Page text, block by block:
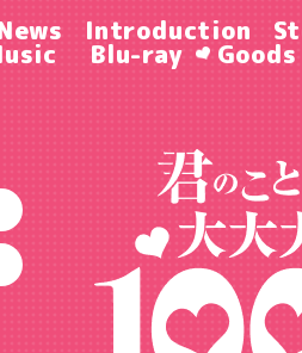
Introduction
Blu-ray Goods